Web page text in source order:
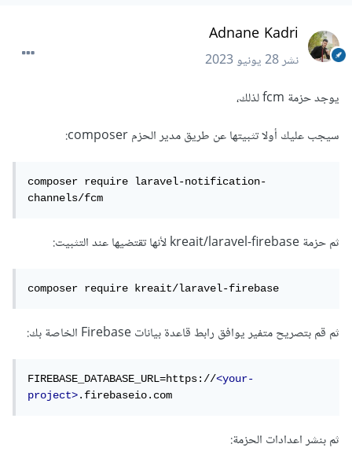
Adnane Kadri
نشر28 يونيو 2023
يوجد حزمة fcm لذلك،
سيجب عليك أولا تثبيتها عن طريق مدير الحزم composer:
composer require laravel-notification-
channels/fcm
ثم حزمة kreait/laravel-firebase لأنها تقتضيها عند التثبيت:
composer require kreait/laravel-firebase
ثم قم بتصريح متفير يوافق رابط قاعدة بيانات Firebase الخاصة بك:
FIREBASE_DATABASE_URL=https://<your-
project>.firebaseio.com
ثم بنشر اعدادات الحزمة: